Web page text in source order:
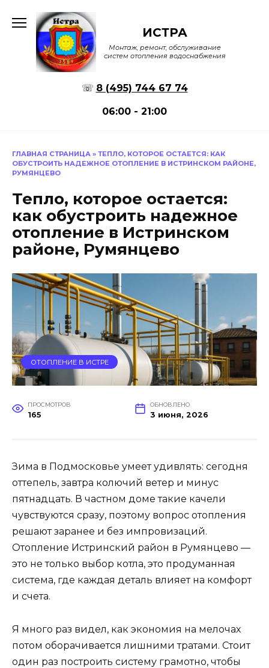
содержанию
ИСТРА
Монтаж, ремонт, обслуживание
систем отопления водоснабжения
☏ 8 (495) 744 67 74
06:00 - 21:00
ГЛАВНАЯ СТРАНИЦА » ТЕПЛО, КОТОРОЕ ОСТАЕТСЯ: КАК
ОБУСТРОИТЬ НАДЕЖНОЕ ОТОПЛЕНИЕ В ИСТРИНСКОМ РАЙОНЕ,
РУМЯНЦЕВО
Тепло, которое остается:
как обустроить надежное
отопление в Истринском
районе, Румянцево
ОТОПЛЕНИЕ В ИСТРЕ
ПРОСМОТРОВ
165
ОБНОВЛЕНО
3 июня, 2026
Зима в Подмосковье умеет удивлять: сегодня
оттепель, завтра колючий ветер и минус
пятнадцать. В частном доме такие качели
чувствуются сразу, поэтому вопрос отопления
решают заранее и без импровизаций.
Отопление Истринский район в Румянцево —
это не только выбор котла, это продуманная
система, где каждая деталь влияет на комфорт
и счета.
Я много раз видел, как экономия на мелочах
потом оборачивается лишними тратами. Стоит
один раз построить систему грамотно, чтобы